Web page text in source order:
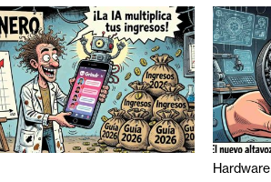
Hardware